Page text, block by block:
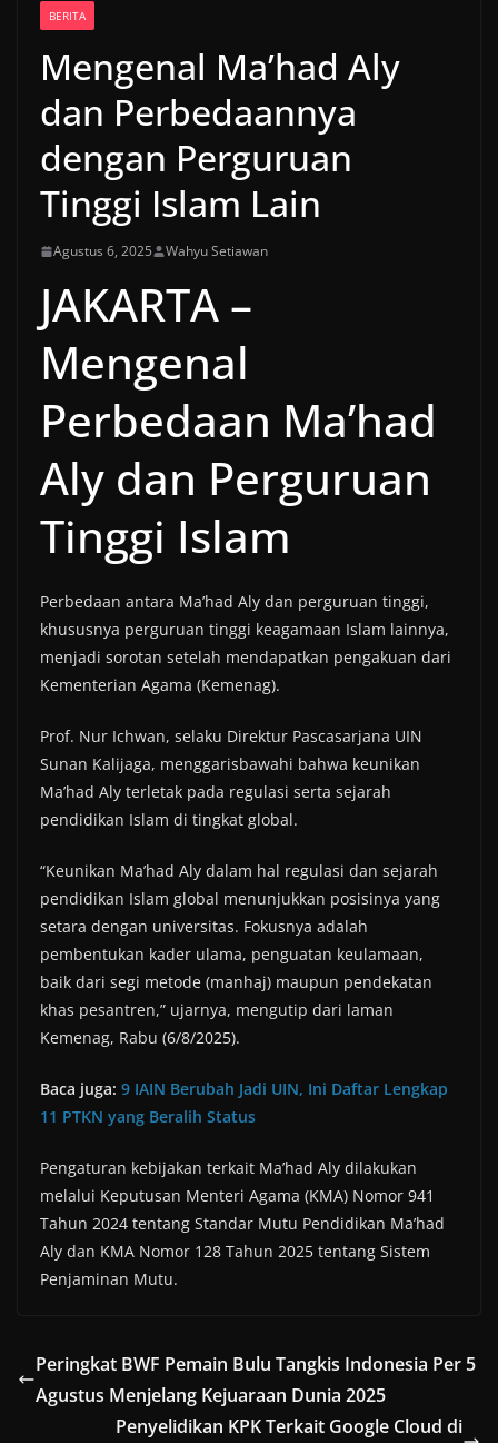
BERITA
Mengenal Ma’had Aly
dan Perbedaannya
dengan Perguruan
Tinggi Islam Lain
Agustus 6, 2025 Wahyu Setiawan
JAKARTA –
Mengenal
Perbedaan Ma’had
Aly dan Perguruan
Tinggi Islam
Perbedaan antara Ma’had Aly dan perguruan tinggi,
khususnya perguruan tinggi keagamaan Islam lainnya,
menjadi sorotan setelah mendapatkan pengakuan dari
Kementerian Agama (Kemenag).
Prof. Nur Ichwan, selaku Direktur Pascasarjana UIN
Sunan Kalijaga, menggarisbawahi bahwa keunikan
Ma’had Aly terletak pada regulasi serta sejarah
pendidikan Islam di tingkat global.
“Keunikan Ma’had Aly dalam hal regulasi dan sejarah
pendidikan Islam global menunjukkan posisinya yang
setara dengan universitas. Fokusnya adalah
pembentukan kader ulama, penguatan keulamaan,
baik dari segi metode (manhaj) maupun pendekatan
khas pesantren,” ujarnya, mengutip dari laman
Kemenag, Rabu (6/8/2025).
Baca juga: 9 IAIN Berubah Jadi UIN, Ini Daftar Lengkap
11 PTKN yang Beralih Status
Pengaturan kebijakan terkait Ma’had Aly dilakukan
melalui Keputusan Menteri Agama (KMA) Nomor 941
Tahun 2024 tentang Standar Mutu Pendidikan Ma’had
Aly dan KMA Nomor 128 Tahun 2025 tentang Sistem
Penjaminan Mutu.
Peringkat BWF Pemain Bulu Tangkis Indonesia Per 5
Agustus Menjelang Kejuaraan Dunia 2025
Penyelidikan KPK Terkait Google Cloud di